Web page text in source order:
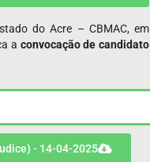
do Acre – CBMAC, em
a convocação de candidato
- 14-04-2025